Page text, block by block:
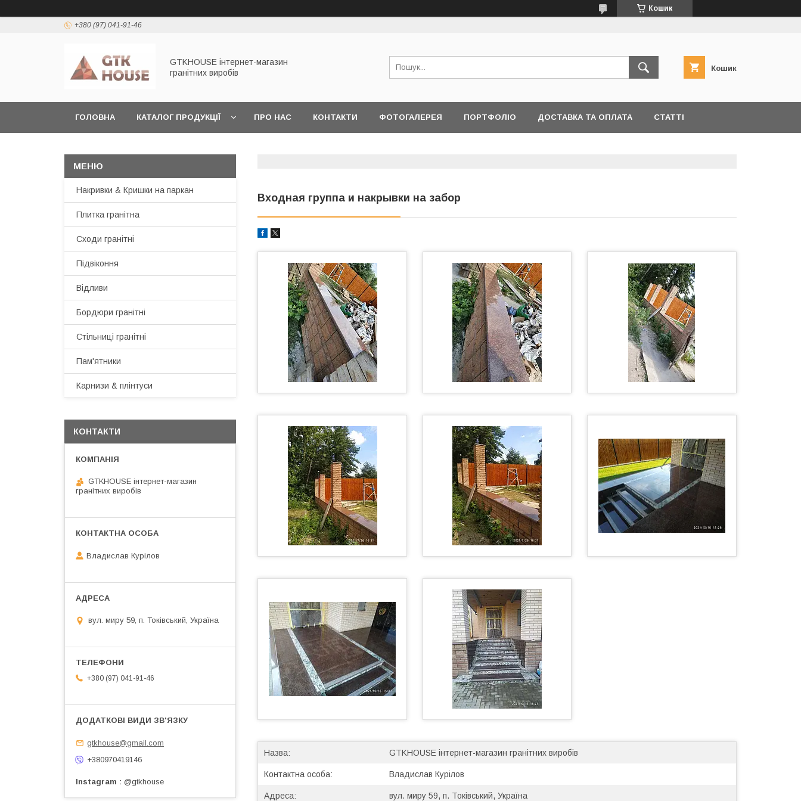
Кошик
+380 (97) 041-91-46
GTKHOUSE інтернет-магазин
гранітних виробів
Кошик
ГОЛОВНА КАТАЛОГ ПРОДУКЦІЇ ПРО НАС КОНТАКТИ ФОТОГАЛЕРЕЯ ПОРТФОЛІО ДОСТАВКА ТА ОПЛАТА СТАТТІ
Входная группа и накрывки на забор
GTKHOUSE інтернет-магазин гранітних виробів
Владислав Курілов
вул. миру 59, п. Токівський, Україна
Накривки & Кришки на паркан
Плитка гранітна
Сходи гранітні
Підвіконня
Відливи
Бордюри гранітні
Стільниці гранітні
Пам'ятники
Карнизи & плінтуси
КОНТАКТИ
GTKHOUSE інтернет-магазин
гранітних виробів
Владислав Курілов
вул. миру 59, п. Токівський, Україна
+380 (97) 041-91-46
gtkhouse@gmail.com
+380970419146
Instagram @gtkhouse